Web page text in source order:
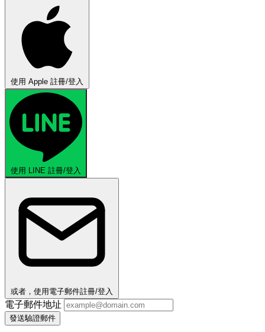
使用 Apple 註冊/登入
使用 LINE 註冊/登入
或者，使用電子郵件註冊/登入
電子郵件地址
發送驗證郵件